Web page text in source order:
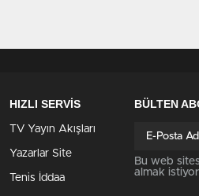
HIZLI SERVİS
TV Yayın Akışları
Yazarlar Site
Tenis İddaa
BÜLTEN
Bu web
almak